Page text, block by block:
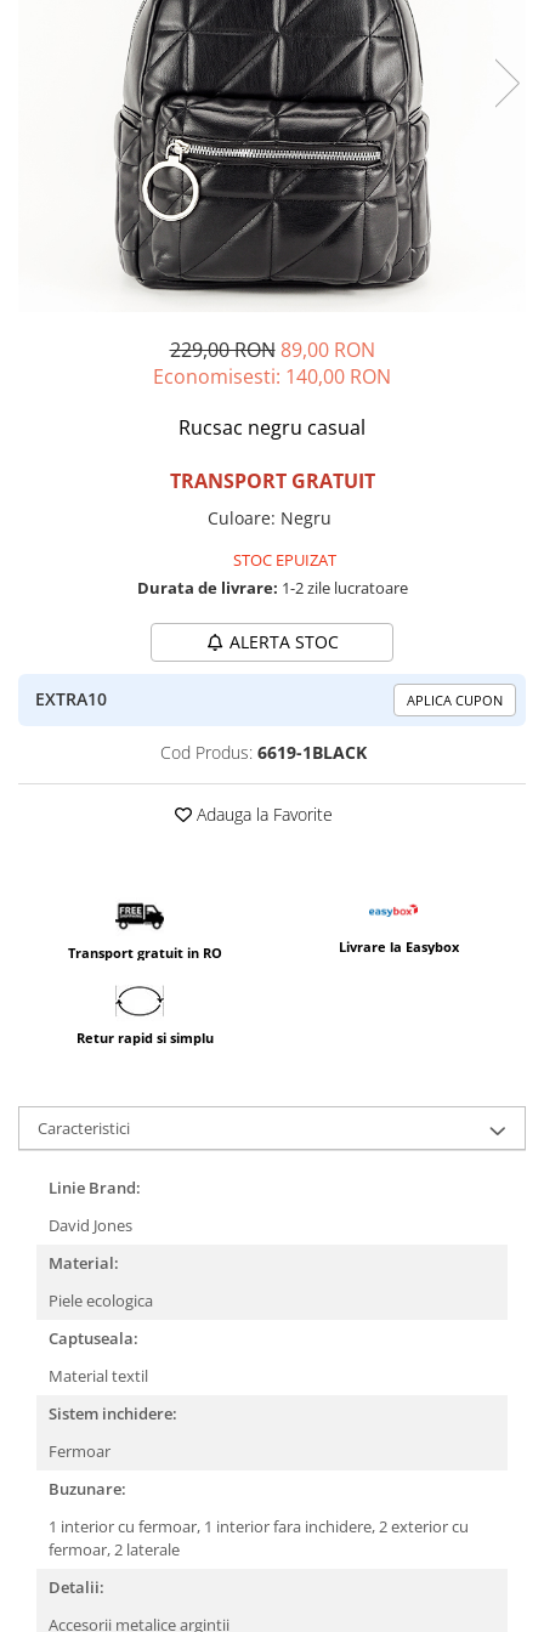
Incaltamine primavara-vara piele
Imbracaminte
Camasi si topuri
Blugi si pantaloni
Pulovere si cardigane
Incaltaminte toamna-iarna piele
229,00 RON 89,00 RON
Economisesti: 140,00 RON
Rucsac negru casual
TRANSPORT GRATUIT
Culoare: Negru
STOC EPUIZAT
Durata de livrare: 1-2 zile lucratoare
ALERTA STOC
EXTRA10 APLICA CUPON
Cod Produs: 6619-1BLACK
Adauga la Favorite
Transport gratuit in RO Livrare la Easybox
Retur rapid si simplu
Caracteristici
Linie Brand:
David Jones
Material:
Piele ecologica
Captuseala:
Material textil
Sistem inchidere:
Fermoar
Buzunare:
1 interior cu fermoar, 1 interior fara inchidere,2 exterior cu
fermoar,2 laterale
Detalii:
Accesorii metalice argintii